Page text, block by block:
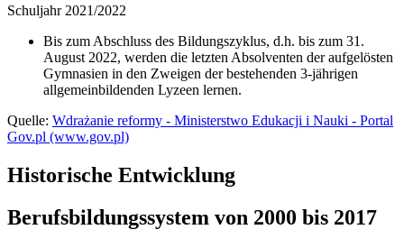
Schuljahr 2021/2022
Bis zum Abschluss des Bildungszyklus, d.h. bis zum 31.
August 2022, werden die letzten Absolventen der aufgelösten
Gymnasien in den Zweigen der bestehenden 3-jährigen
allgemeinbildenden Lyzeen lernen.
Quelle: Wdrażanie reformy - Ministerstwo Edukacji i Nauki - Portal
Gov.pl (www.gov.pl)
Historische Entwicklung
Berufsbildungssystem von 2000 bis 2017